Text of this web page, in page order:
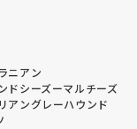
ニアン
ドシーズーマルチーズ
アングレーハウンド